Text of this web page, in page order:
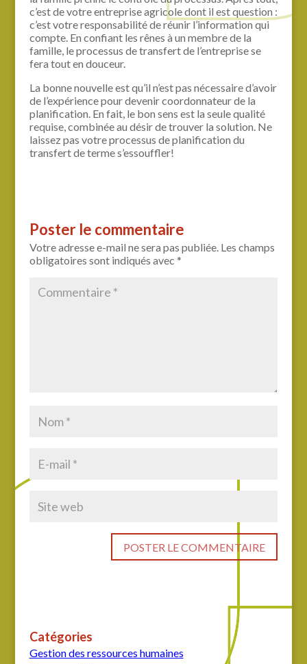
c’est de votre entreprise agricole dont il est question :
c’est votre responsabilité de réunir l’information qui
compte. En confiant les rênes à un membre de la
famille, le processus de transfert de l’entreprise se
fera tout en douceur.
La bonne nouvelle est qu’il n’est pas nécessaire d’avoir
de l’expérience pour devenir coordonnateur de la
planification. En fait, le bon sens est la seule qualité
requise, combinée au désir de trouver la solution. Ne
laissez pas votre processus de planification du
transfert de terme s’essouffler!
Poster le commentaire
Votre adresse e-mail ne sera pas publiée. Les champs
obligatoires sont indiqués avec *
Catégories
Gestion des ressources humaines